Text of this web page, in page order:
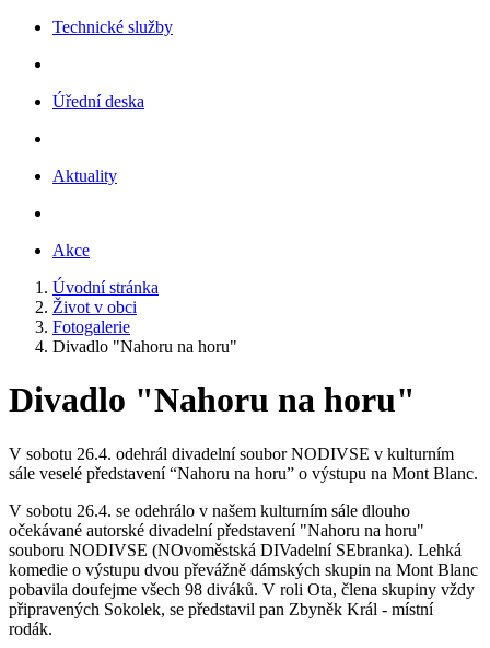
Technické služby
Úřední deska
Aktuality
Akce
Úvodní stránka
Život v obci
Fotogalerie
Divadlo "Nahoru na horu"
Divadlo "Nahoru na horu"
V sobotu 26.4. odehrál divadelní soubor NODIVSE v kulturním
sále veselé představení “Nahoru na horu” o výstupu na Mont Blanc.
V sobotu 26.4. se odehrálo v našem kulturním sále dlouho
očekávané autorské divadelní představení "Nahoru na horu"
souboru NODIVSE (NOvoměstská DIVadelní SEbranka). Lehká
komedie o výstupu dvou převážně dámských skupin na Mont Blanc
pobavila doufejme všech 98 diváků. V roli Ota, člena skupiny vždy
připravených Sokolek, se představil pan Zbyněk Král - místní
rodák.